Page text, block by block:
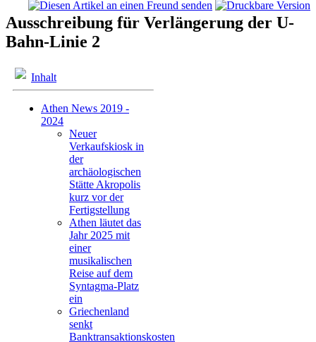
Ausschreibung für Verlängerung der U-
Bahn-Linie 2
Inhalt
Athen News 2019 -
2024
Neuer
Verkaufskiosk in
der
archäologischen
Stätte Akropolis
kurz vor der
Fertigstellung
Athen läutet das
Jahr 2025 mit
einer
musikalischen
Reise auf dem
Syntagma-Platz
ein
Griechenland
senkt
Banktransaktionskosten